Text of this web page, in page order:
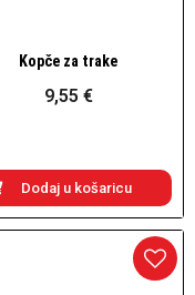
Brzi pogled
Kopče za trake
9,55 €
Dodaj u košaricu